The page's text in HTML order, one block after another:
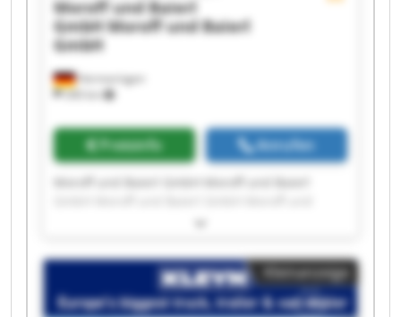
Hermaringen
340 km
Moroff und Baierl
GmbHMoroff und Baierl
GmbH
Preisinfo Anrufen
Moroff und Baierl GmbH Moroff und Baierl
Baierl GmbH Moroff und Baierl GmbH Moroff
Moroff und Baierl GmbH Moroff und Baierl
GmbH Moroff und Baierl GmbH Moroff und
Baierl GmbH Moroff und Baierl GmbH Moroff
Kleinanzeige